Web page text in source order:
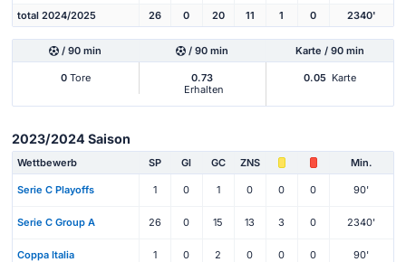
total 2024/2025 26 0 20 11 1 0 2340'
/ 90 min / 90 min Karte / 90 min
0Tore
0.73
Erhalten
0.05 Karte
2023/2024 Saison
Wettbewerb SP Gl GC ZNS Min.
Serie C Playoffs 1 0 1 0 0 0 90'
Serie C Group A 26 0 15 13 3 0 2340'
Coppa Italia 1 0 2 0 0 0 90'